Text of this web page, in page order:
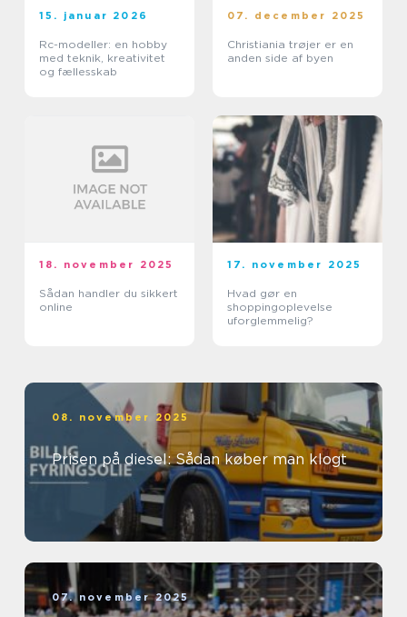
15. januar 2026
Rc-modeller: en hobby
med teknik, kreativitet
og fællesskab
07. december 2025
Christiania trøjer er en
anden side af byen
18. november 2025
Sådan handler du sikkert
online
17. november 2025
Hvad gør en
shoppingoplevelse
uforglemmelig?
08. november 2025
Prisen på diesel: Sådan køber man klogt
07. november 2025